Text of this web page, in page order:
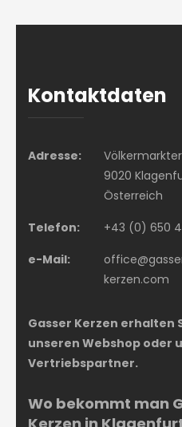
Kontaktdaten
Adresse:
9020
Österreich
Telefon:
+43 (0) 650
e-Mail:
kerzen.com
Gasser Kerzen erhalten
unseren Webshop oder
Vertriebspartner.
Wo bekommt man